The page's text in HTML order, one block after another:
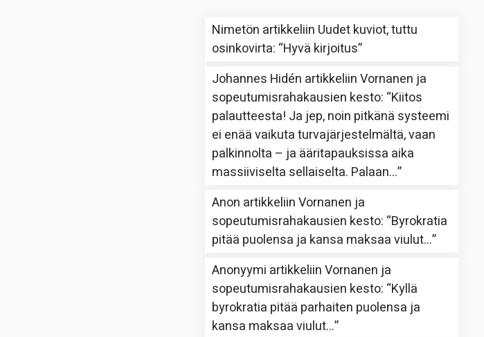
Nimetön artikkeliin Uudet kuviot, tuttu
osinkovirta: “Hyvä kirjoitus”
Johannes Hidén artikkeliinVornanen ja
sopeutumisrahakausien kesto: “Kiitos
palautteesta! Ja jep, noin pitkänä systeemi
ei enää vaikuta turvajärjestelmältä, vaan
palkinnolta – ja ääritapauksissa aika
massiiviselta sellaiselta. Palaan…”
Anon artikkeliinVornanen ja
sopeutumisrahakausien kesto: “Byrokratia
pitää puolensa ja kansa maksaa viulut…”
Anonyymi artikkeliinVornanen ja
sopeutumisrahakausien kesto: “Kyllä
byrokratia pitää parhaiten puolensa ja
kansa maksaa viulut…”